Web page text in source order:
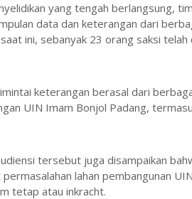
yang tengah berlangsung,
data dan keterangan dari
ini, sebanyak 23 orang saksi
keterangan berasal dari
UIN Imam Bonjol Padang,
tersebut juga disampaikan
lahan pembangunan
tetap atau inkracht.